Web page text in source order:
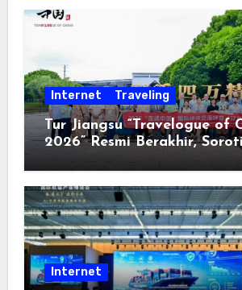
Internet Traveling
Tur Jiangsu “Travelogue of
2026” Resmi Berakhir,
Keterbukaan, dan
Internet